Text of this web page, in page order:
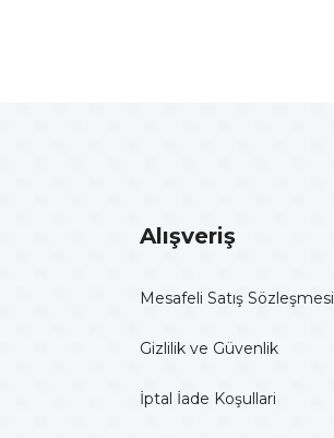
Alışveriş
Mesafeli Satış Sözleşmesi
Gizlilik ve Güvenlik
İptal İade Koşullari